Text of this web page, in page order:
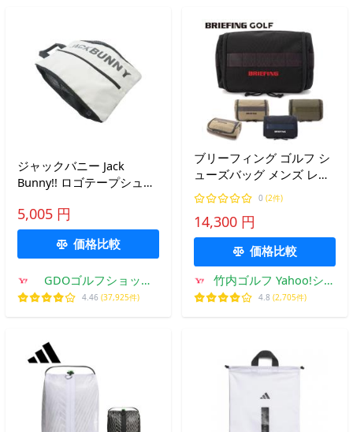
ジャックバニー Jack
Bunny!! ロゴテープシュー
5,005 円
価格比較
GDOゴルフショップ
Yahoo!店
4.46 (37,925件)
ブリーフィング ゴルフ シ
ューズバッグ メンズ レデ
ィース 撥水 シューズケー
ス ボックス ゴルフバッグ
レア ブランド シンプル ロ
ゴ BRIEFING GOLF
BRG253G25
0 (2件)
14,300 円
価格比較
竹内ゴルフ Yahoo!ショ
ッピング店
4.8 (2,705件)